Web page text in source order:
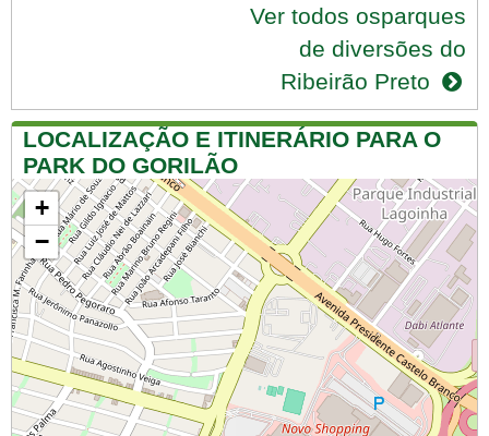
Ver todos osparques
de diversões do
Ribeirão Preto
LOCALIZAÇÃO E ITINERÁRIO PARA O
PARK DO GORILÃO
+
−